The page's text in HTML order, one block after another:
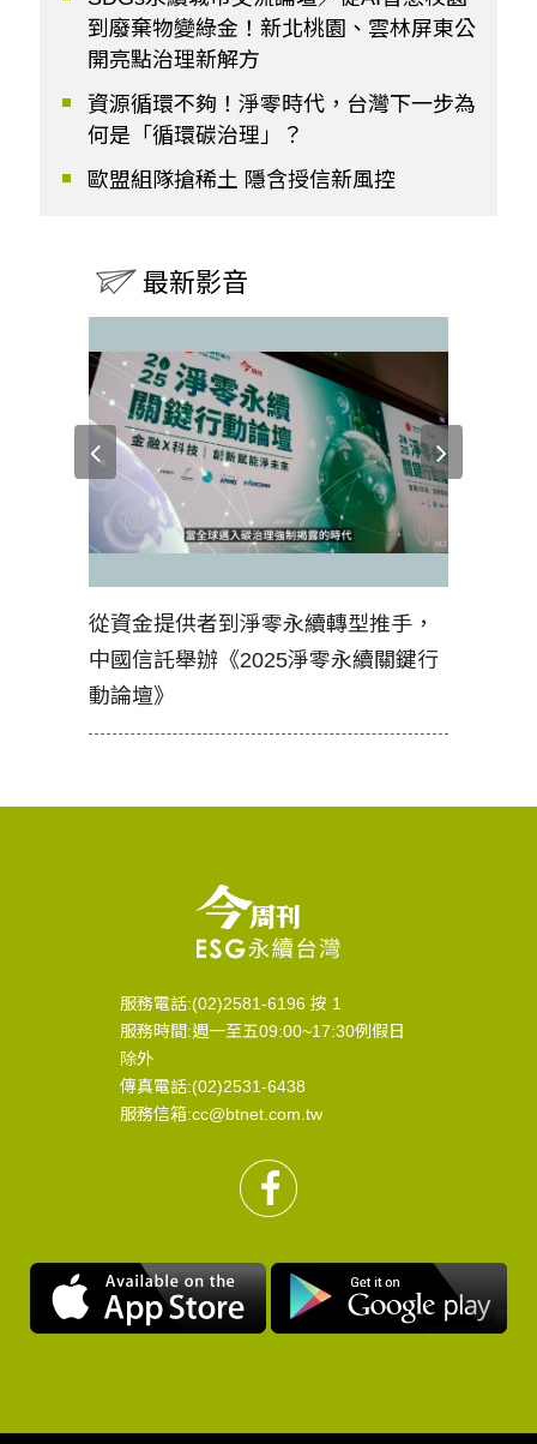
到廢棄物變綠金！新北桃園、雲林屏東公
開亮點治理新解方
資源循環不夠！淨零時代，台灣下一步為
何是「循環碳治理」？
歐盟組隊搶稀土 隱含授信新風控
最新影音
金提供者到淨零永續轉型推手，
信託舉辦《2025淨零永續關鍵行
如何守護每個生命的
工改變病患命運的真
服務電話:(02)2581-6196 按 1
服務時間:週一至五09:00~17:30例假日
除外
傳真電話:(02)2531-6438
服務信箱:cc@btnet.com.tw